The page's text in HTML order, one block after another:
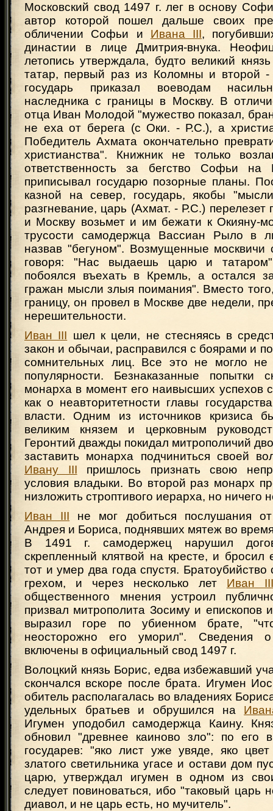
Московский свод 1497 г. лег в основу
автор которой пошел дальше своих
обличении Софьи и Ивана III,
династии в лице Дмитрия-внука.
летопись утверждала, будто великий
татар, первый раз из Коломны и второй
государь приказал воеводам
наследника с границы в Москву. В
отца Иван Молодой "мужество показал,
не еха от берега (с Оки. - Р.С.), а
Победитель Ахмата окончательно
христианства". Книжник не только
ответственность за бегство Софьи
приписывал государю позорные планы.
казной на север, государь, якобы
разгневание, царь (Ахмат. - Р.С.)
и Москву возьмет и им бежати к Окияну-
трусости самодержца Вассиан Рыло в
назвав "бегуном". Возмущенные москвичи
говоря: "Нас выдаешь царю и
побоялся въехать в Кремль, а остался
гражан мысли злыя поимания". Вместо
границу, он провел в Москве две недели,
нерешительности.
Иван III шел к цели, не стесняясь в
закон и обычаи, расправился с боярами и
сомнительных лиц. Все это не могло не
популярности. Безнаказанные попытки
монарха в момент его наивысших успехов
как о неавторитетности главы
власти. Одним из источников кризиса
великим князем и церковным
Геронтий дважды покидал митрополичий
заставить монарха подчиниться своей
Ивану III пришлось признать свою
условия владыки. Во второй раз монарх
низложить строптивого иерарха, но ничего
Иван III не мог добиться послушания
Андрея и Бориса, поднявших мятеж во
В 1491 г. самодержец нарушил
скрепленный клятвой на кресте, и бросил
тот и умер два года спустя.
грехом, и через несколько лет Иван III
общественного мнения устроил
призвал митрополита Зосиму и епископов
выразил горе по убиенном брате,
неосторожно его уморил". Сведения
включены в официальный свод 1497 г.
Волоцкий князь Борис, едва избежавший
скончался вскоре после брата. Игумен
обитель располагалась во владениях
удельных братьев и обрушился на
Игумен уподобил самодержца Каину.
обновил "древнее каиново зло": по его
государев: "яко лист уже увяде, яко
златого светильника угасе и остави дом
царю, утверждал игумен в одном из
следует повиноваться, ибо "таковый царь
диавол, и не царь есть, но мучитель".